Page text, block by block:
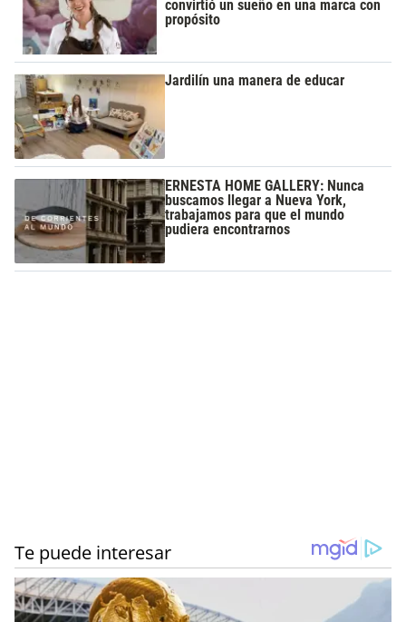
convirtió un sueño en una marca con
propósito
Jardilín una manera de educar
ERNESTA HOME GALLERY: Nunca
buscamos llegar a Nueva York,
trabajamos para que el mundo
pudiera encontrarnos